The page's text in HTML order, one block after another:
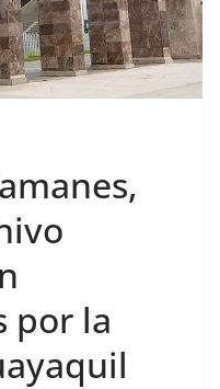
por la